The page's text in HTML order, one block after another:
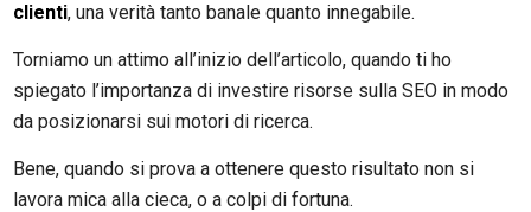
clienti, una verità tanto banale quanto innegabile.
Torniamo un attimo all’inizio dell’articolo, quando ti ho
spiegato l’importanza di investire risorse sulla SEO in modo
da posizionarsi sui motori di ricerca.
Bene, quando si prova a ottenere questo risultato non si
lavora mica alla cieca, o a colpi di fortuna.